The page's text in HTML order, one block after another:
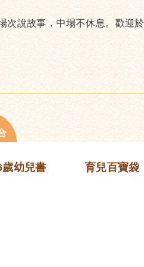
說故事，中場不休息。歡迎
歲幼兒書 育兒百寶袋